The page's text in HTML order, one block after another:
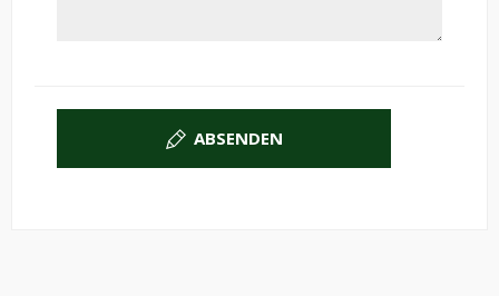
ABSENDEN